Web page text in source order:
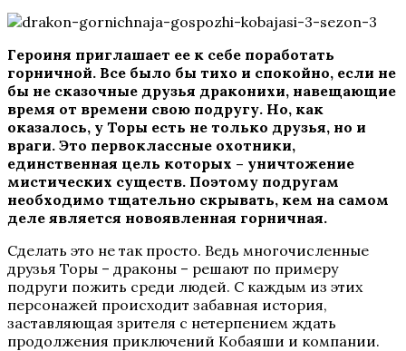
Героиня приглашает ее к себе поработать
горничной. Все было бы тихо и спокойно, если не
бы не сказочные друзья драконихи, навещающие
время от времени свою подругу. Но, как
оказалось, у Торы есть не только друзья, но и
враги. Это первоклассные охотники,
единственная цель которых – уничтожение
мистических существ. Поэтому подругам
необходимо тщательно скрывать, кем на самом
деле является новоявленная горничная.
Сделать это не так просто. Ведь многочисленные
друзья Торы – драконы – решают по примеру
подруги пожить среди людей. С каждым из этих
персонажей происходит забавная история,
заставляющая зрителя с нетерпением ждать
продолжения приключений Кобаяши и компании.